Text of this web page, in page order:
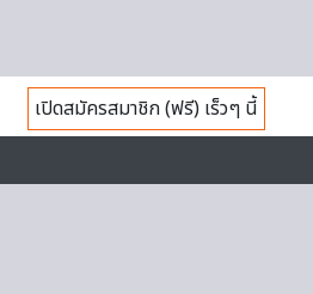
เปิดสมัครสมาชิก (ฟรี) เร็วๆ นี้